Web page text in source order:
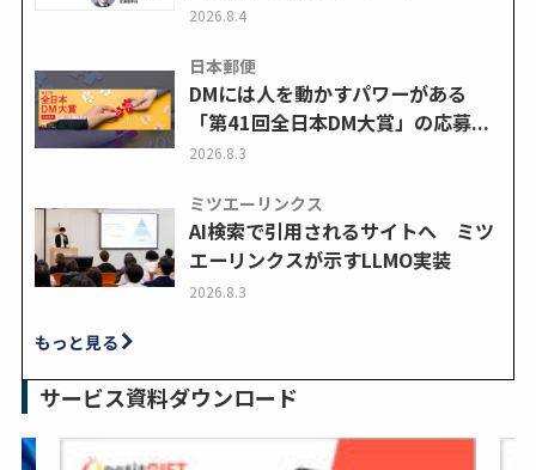
2026.8.4
日本郵便
DMには人を動かすパワーがある
「第41回全日本DM大賞」の応募...
2026.8.3
ミツエーリンクス
AI検索で引用されるサイトへ ミツ
エーリンクスが示すLLMO実装
2026.8.3
もっと見る
サービス資料ダウンロード